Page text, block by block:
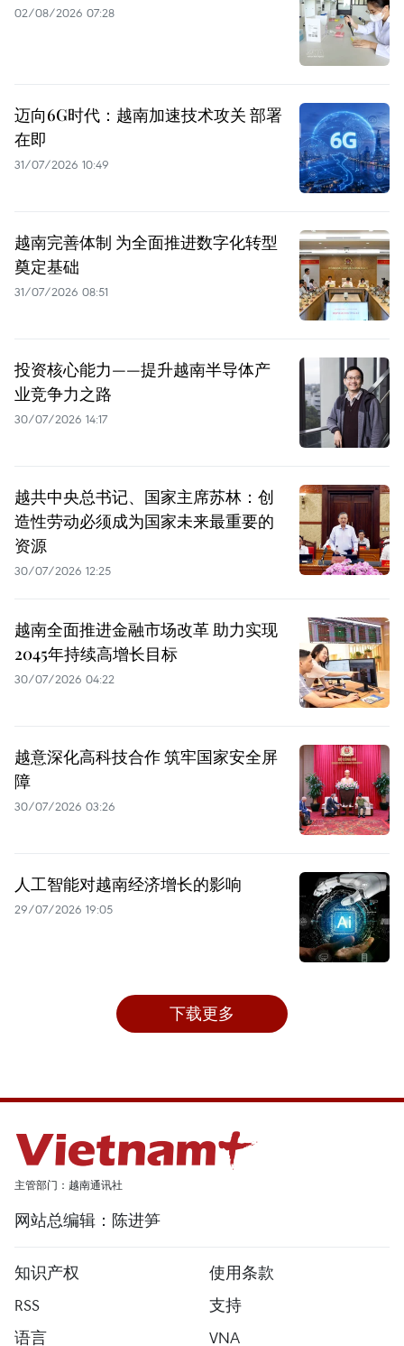
02/08/2026 07:28
迈向6G时代：越南加速技术攻关 部署
在即
31/07/2026 10:49
越南完善体制 为全面推进数字化转型
奠定基础
31/07/2026 08:51
投资核心能力——提升越南半导体产
业竞争力之路
30/07/2026 14:17
越共中央总书记、国家主席苏林：创
造性劳动必须成为国家未来最重要的
资源
30/07/2026 12:25
越南全面推进金融市场改革 助力实现
2045年持续高增长目标
30/07/2026 04:22
越意深化高科技合作 筑牢国家安全屏
障
30/07/2026 03:26
人工智能对越南经济增长的影响
29/07/2026 19:05
下载更多
主管部门：越南通讯社
网站总编辑：陈进笋
知识产权
使用条款
RSS
支持
语言
VNA